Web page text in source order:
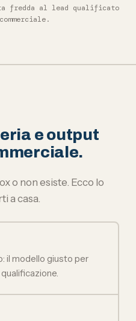
fredda al lead qualificato
e output
o non esiste. Ecco lo
a casa.
il modello giusto per